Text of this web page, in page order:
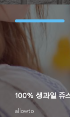
allowto
100% 생과일 쥬